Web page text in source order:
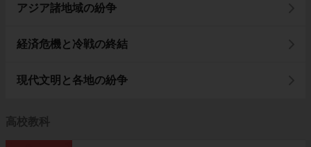
アジア諸地域の紛争
経済危機と冷戦の終結
現代文明と各地の紛争
高校教科